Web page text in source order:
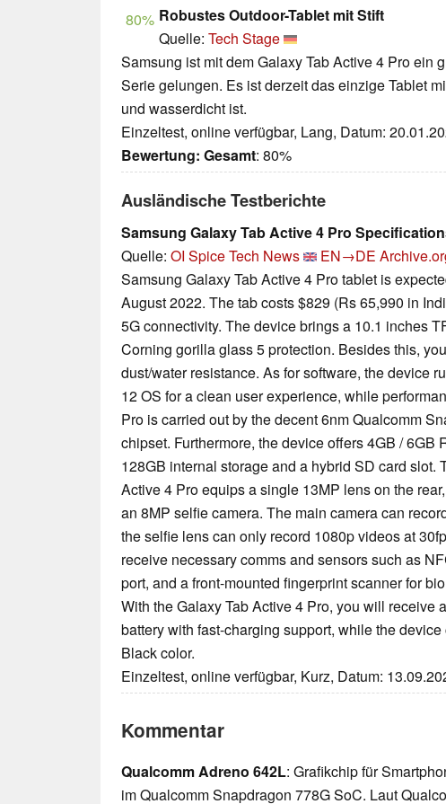
80% Robustes Outdoor-Tablet mit Stift
Quelle: Tech Stage
Samsung ist mit dem Galaxy Tab Active 4 Pro ein
Serie gelungen. Es ist derzeit das einzige Tablet
und wasserdicht ist.
Einzeltest, online verfügbar, Lang, Datum:
Bewertung: Gesamt: 80%
Ausländische Testberichte
Samsung Galaxy Tab Active 4 Pro
Quelle: OI Spice Tech News EN→DE
Samsung Galaxy Tab Active 4 Pro tablet is
August 2022. The tab costs $829 (Rs 65,990 in
5G connectivity. The device brings a 10.1 inches
Corning gorilla glass 5 protection. Besides this,
dust/water resistance. As for software, the device
12 OS for a clean user experience, while
Pro is carried out by the decent 6nm Qualcomm
chipset. Furthermore, the device offers 4GB / 6GB
128GB internal storage and a hybrid SD card slot.
Active 4 Pro equips a single 13MP lens on the
an 8MP selfie camera. The main camera can
the selfie lens can only record 1080p videos at
receive necessary comms and sensors such as
port, and a front-mounted fingerprint scanner for
With the Galaxy Tab Active 4 Pro, you will receive
battery with fast-charging support, while the
Black color.
Einzeltest, online verfügbar, Kurz, Datum:
Kommentar
Qualcomm Adreno 642L: Grafikchip für
im Qualcomm Snapdragon 778G SoC. Laut